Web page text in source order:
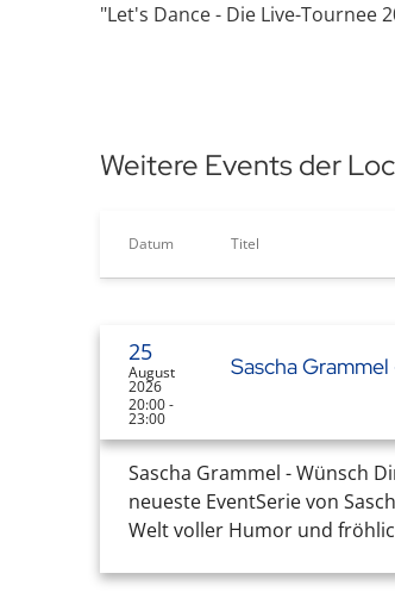
"Let's Dance - Die Live-Tournee
Weitere Events der
Datum Titel
25
August
2026
20:00 -
23:00
Sascha
Sascha Grammel - Wünsch
neueste EventSerie von
Welt voller Humor und